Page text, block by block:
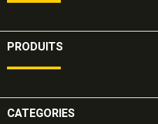
PRODUITS
CATEGORIES